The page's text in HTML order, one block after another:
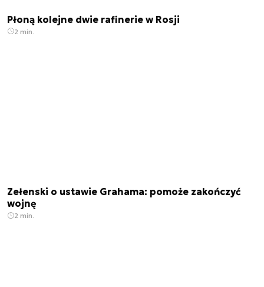
Płoną kolejne dwie rafinerie w Rosji
2 min.
Zełenski o ustawie Grahama: pomoże zakończyć
wojnę
2 min.